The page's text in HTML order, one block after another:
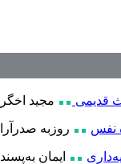
قدیمی مجید اخگر
نفس روزبه صدرآرا
ایمان به‌پسند